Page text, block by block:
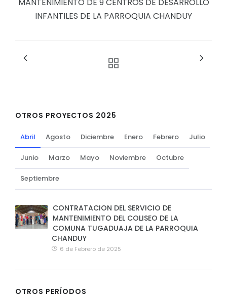
INFANTILES DE LA PARROQUIA CHANDUY
OTROS PROYECTOS 2025
Abril Agosto Diciembre Enero Febrero Julio
Junio Marzo Mayo Noviembre Octubre
Septiembre
CONTRATACION DEL SERVICIO DE
MANTENIMIENTO DEL COLISEO DE LA
COMUNA TUGADUAJA DE LA PARROQUIA
CHANDUY
6 de Febrero de 2025
OTROS PERÍODOS